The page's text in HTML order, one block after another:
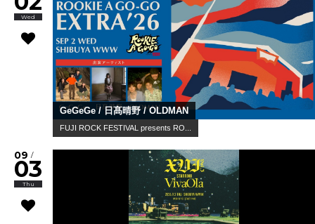
Wed
GeGeGe / 日髙晴野 / OLDMAN
FUJI ROCK FESTIVAL presents RO...
09 /
03
Thu